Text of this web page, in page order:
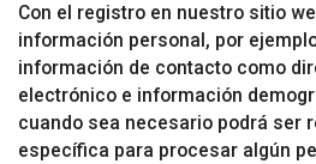
Con el registro en nuestro sitio
información personal, por
información de contacto como
electrónico e información
cuando sea necesario podrá ser
específica para procesar algún